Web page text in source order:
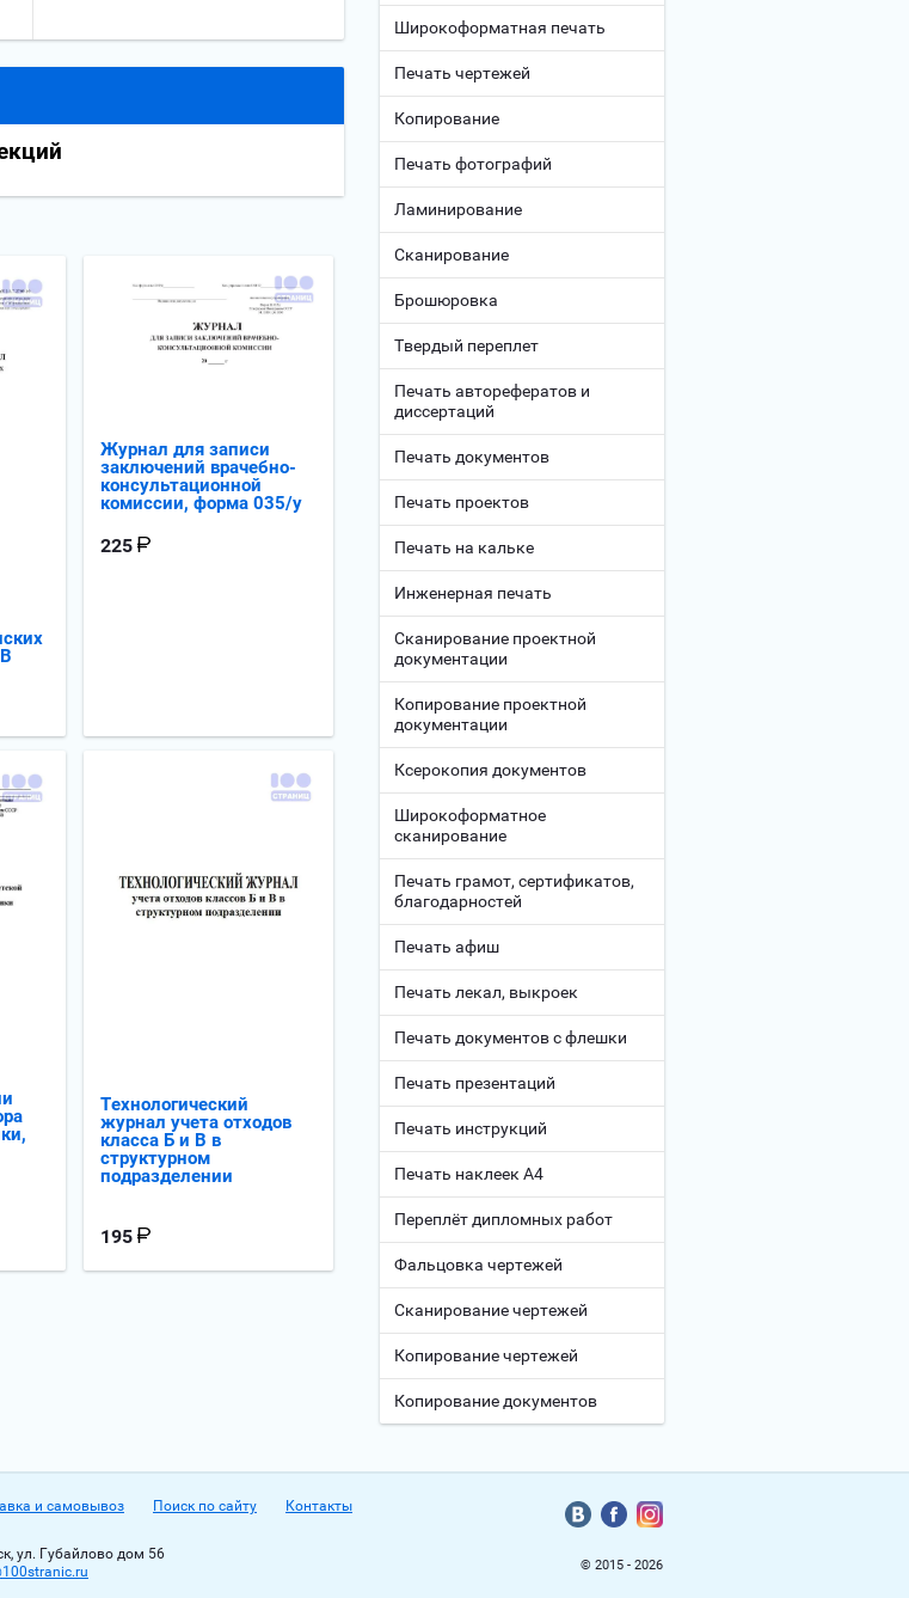
Журнал для записи
заключений врачебно-
консультационной
комиссии, форма 035/у
225
Технологический
журнал учета отходов
класса Б и В в
структурном
подразделении
195
Широкоформатная печать
Печать чертежей
Копирование
Печать фотографий
Ламинирование
Сканирование
Брошюровка
Твердый переплет
Печать авторефератов и
диссертаций
Печать документов
Печать проектов
Печать на кальке
Инженерная печать
Сканирование проектной
документации
Копирование проектной
документации
Ксерокопия документов
Широкоформатное
сканирование
Печать грамот, сертификатов,
благодарностей
Печать афиш
Печать лекал, выкроек
Печать документов с флешки
Печать презентаций
Печать инструкций
Печать наклеек А4
Переплёт дипломных работ
Фальцовка чертежей
Сканирование чертежей
Копирование чертежей
Копирование документов
и самовывоз Поиск по сайту Контакты
ул. Губайлово дом 56
© 2015 - 2026